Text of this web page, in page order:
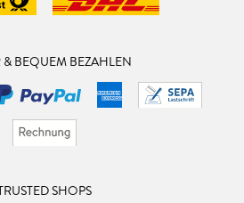
& BEQUEM BEZAHLEN
SHOPS